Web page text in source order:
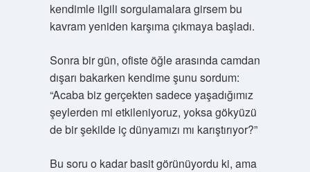
kendimle ilgili sorgulamalara girsem bu
kavram yeniden karşıma çıkmaya başladı.
Sonra bir gün, ofiste öğle arasında camdan
dışarı bakarken kendime şunu sordum:
“Acaba biz gerçekten sadece yaşadığımız
şeylerden mi etkileniyoruz, yoksa gökyüzü
de bir şekilde iç dünyamızı mı karıştırıyor?”
Bu soru o kadar basit görünüyordu ki, ama